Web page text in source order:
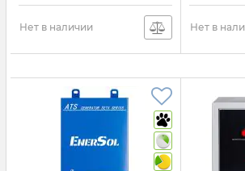
Нет в наличии Нет в